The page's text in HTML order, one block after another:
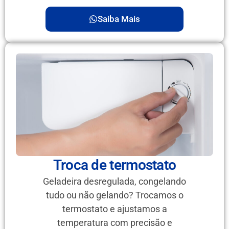
Saiba Mais
Troca de termostato
Geladeira desregulada, congelando
tudo ou não gelando? Trocamos o
termostato e ajustamos a
temperatura com precisão e